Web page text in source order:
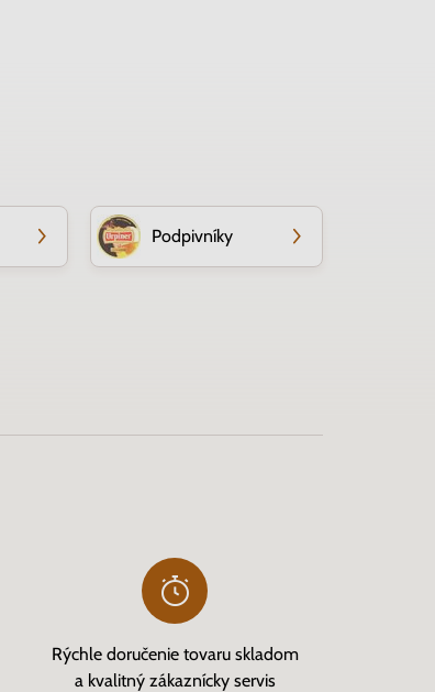
Podpivníky
Rýchle doručenie tovaru skladom
a kvalitný zákaznícky servis